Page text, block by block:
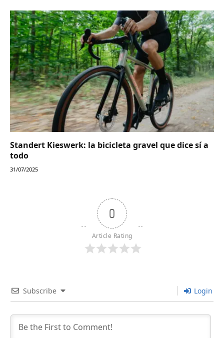
Standert Kieswerk: la bicicleta gravel que dice sí a
todo
31/07/2025
0
Article Rating
Subscribe Login